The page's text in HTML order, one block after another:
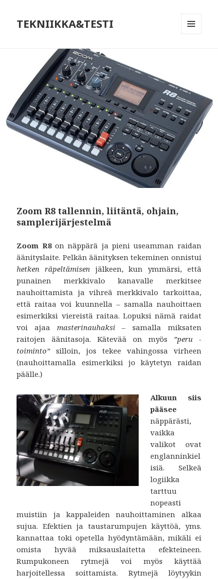
TEKNIIKKA&TESTI
Zoom R8 tallennin, liitäntä, ohjain,
samplerijärjestelmä
Zoom R8on näppärä ja pieni useamman raidan
äänityslaite. Pelkän äänityksen tekeminen onnistui
hetken räpeltämisen jälkeen, kun ymmärsi, että
punainen merkkivalo kanavalle merkitsee
nauhoittamista ja vihreä merkkivalo tarkoittaa,
että raitaa voi kuunnella – samalla nauhoittaen
esimerkiksi viereistä raitaa. Lopuksi nämä raidat
voi ajaa masterinauhaksi– samalla miksaten
raitojen äänitasoja. Kätevää on myös ”peru -
toiminto” silloin, jos tekee vahingossa virheen
(nauhoittamalla esimerkiksi jo käytetyn raidan
päälle.)
Alkuun siis
pääsee
näppärästi,
vaikka
valikot ovat
englanninkiel
isiä. Selkeä
logiikka
tarttuu
nopeasti
muistiin ja kappaleiden nauhoittaminen alkaa
sujua. Efektien ja taustarumpujen käyttöä, yms.
kannattaa toki opetella hyödyntämään, mikäli ei
omista hyvää miksauslaitetta efekteineen.
Rumpukoneen rytmejä voi myös käyttää
harjoitellessa soittamista. Rytmejä löytyykin